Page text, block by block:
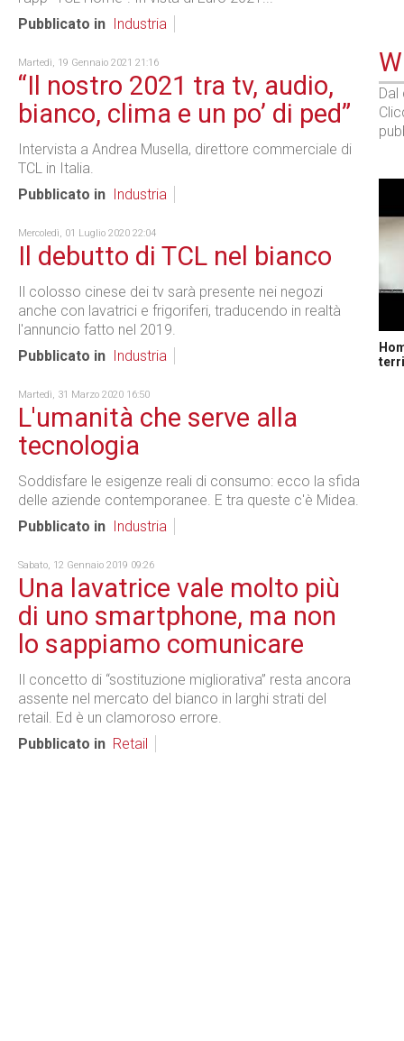
Pubblicato in
Industria
Martedì, 19 Gennaio 2021 21:16
“Il nostro 2021 tra tv, audio,
bianco, clima e un po’ di ped”
Intervista a Andrea Musella, direttore commerciale di
TCL in Italia.
Pubblicato in
Industria
Mercoledì, 01 Luglio 2020 22:04
Il debutto di TCL nel bianco
Il colosso cinese dei tv sarà presente nei negozi
anche con lavatrici e frigoriferi, traducendo in realtà
l'annuncio fatto nel 2019.
Pubblicato in
Industria
Martedì, 31 Marzo 2020 16:50
L'umanità che serve alla
tecnologia
Soddisfare le esigenze reali di consumo: ecco la sfida
delle aziende contemporanee. E tra queste c'è Midea.
Pubblicato in
Industria
Sabato, 12 Gennaio 2019 09:26
Una lavatrice vale molto più
di uno smartphone, ma non
lo sappiamo comunicare
Il concetto di “sostituzione migliorativa” resta ancora
assente nel mercato del bianco in larghi strati del
retail. Ed è un clamoroso errore.
Pubblicato in Retail